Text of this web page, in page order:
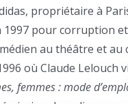
propriétaire à
1997 pour corruption et
au théâtre et au
où Claude Lelouch
femmes : mode